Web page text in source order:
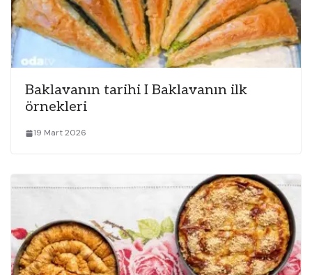
Baklavanın tarihi I Baklavanın ilk
örnekleri
19 Mart 2026